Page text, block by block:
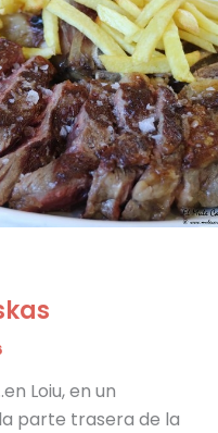
Loiu, en un
parte trasera de la